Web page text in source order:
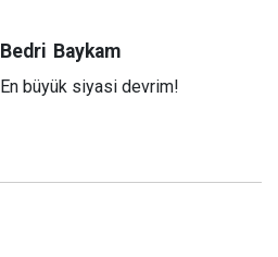
Bedri Baykam
En büyük siyasi devrim!